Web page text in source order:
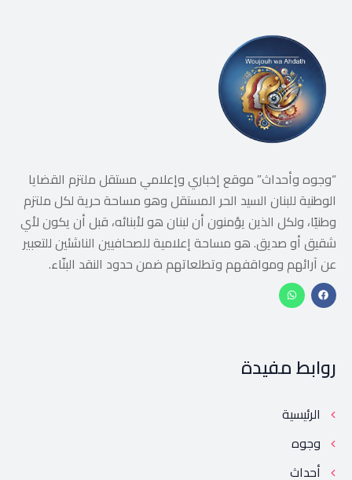
“وجوه وأحداث” موقع إخباري وإعلامي مستقل ملتزم القضايا
الوطنية للبنان السيد الحر المستقل وهو مساحة حرية لكل ملتزم
وطنيًا، ولكل الذين يؤمنون أن لبنان هو لأبنائه، قبل أن يكون لأي
شقيق أو صديق. هو مساحة إعلامية للصحافيين الناشئين للتعبير
عن آرائهم ومواقفهم وتطلعاتهم ضمن حدود النقد البنّاء.
روابط مفيدة
الرئيسية
وجوه
أحداث